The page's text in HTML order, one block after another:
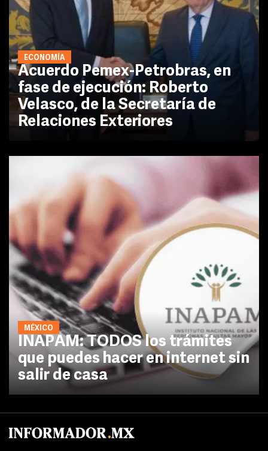
ECONOMÍA
Acuerdo Pemex-Petrobras, en
fase de ejecución: Roberto
Velasco, de la Secretaría de
Relaciones Exteriores
MÉXICO
INAPAM: TODOS los trámites
que puedes hacer en internet sin
salir de casa